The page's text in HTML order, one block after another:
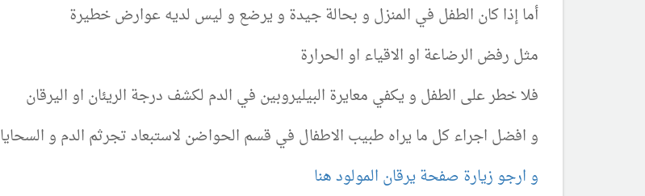
أما إذا كان الطفل في المنزل و بحالة جيدة و يرضع و ليس لديه عوارض خطيرة
مثل رفض الرضاعة او الاقياء او الحرارة
فلا خطر على الطفل و يكفي معايرة البيليروبين في الدم لكشف درجة الريئان او اليرقان
و افضل اجراء كل ما يراه طبيب الاطفال في قسم الحواضن لاستبعاد تجرثم الدم و السحايا
و ارجو زيارة صفحة يرقان المولود هنا